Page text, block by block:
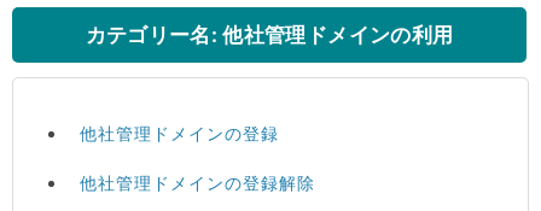
カテゴリー名: 他社管理ドメインの利用
他社管理ドメインの登録
他社管理ドメインの登録解除